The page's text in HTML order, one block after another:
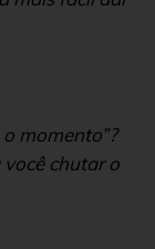
momento”?
chutar o